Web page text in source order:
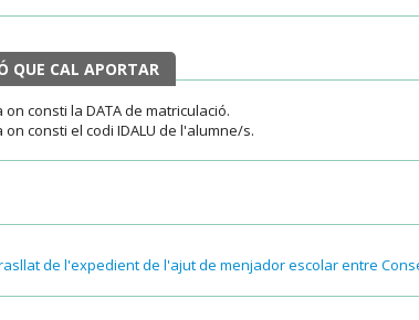
QUE CAL APORTAR
consti la DATA de matriculació.
consti el codi IDALU de l'alumne/s.
de l'expedient de l'ajut de menjador escolar entre